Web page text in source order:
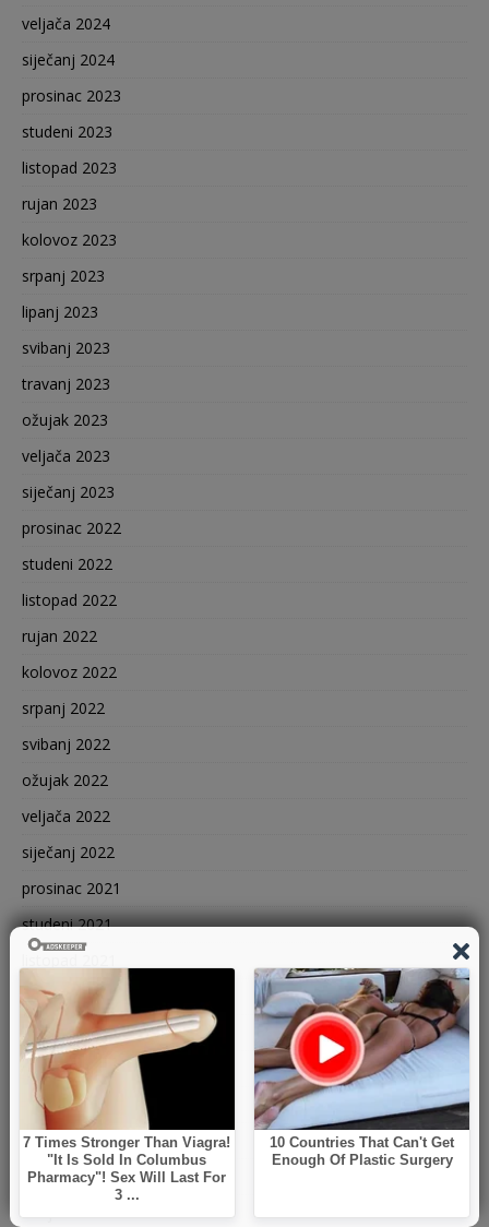
veljača 2024
siječanj 2024
prosinac 2023
studeni 2023
listopad 2023
rujan 2023
kolovoz 2023
srpanj 2023
lipanj 2023
svibanj 2023
travanj 2023
ožujak 2023
veljača 2023
siječanj 2023
prosinac 2022
studeni 2022
listopad 2022
rujan 2022
kolovoz 2022
srpanj 2022
svibanj 2022
ožujak 2022
veljača 2022
siječanj 2022
prosinac 2021
studeni 2021
rujan 2021
kolovoz 2021
srpanj 2021
lipanj 2021
svibanj 2021
travanj 2021
ožujak 2021